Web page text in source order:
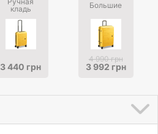
кладь
3 440 грн
Большие
4 990 грн
3 992 грн